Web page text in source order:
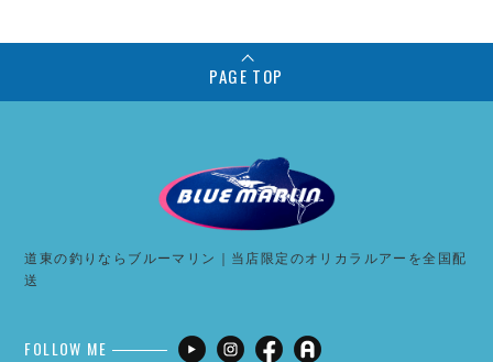
PAGE TOP
道東の釣りならブルーマリン｜当店限定のオリカラルアーを全国配
送
FOLLOW ME